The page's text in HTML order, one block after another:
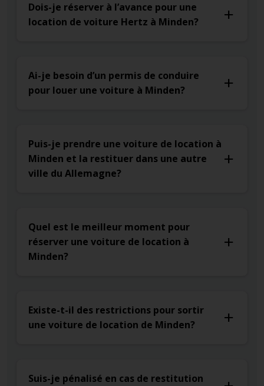
Dois-je réserver à l’avance pour une
location de voiture Hertz à Minden?
Ai-je besoin d’un permis de conduire
pour louer une voiture à Minden?
Puis-je prendre une voiture de location à
Minden et la restituer dans une autre
ville du Allemagne?
Quel est le meilleur moment pour
réserver une voiture de location à
Minden?
Existe-t-il des restrictions pour sortir
une voiture de location de Minden?
Suis-je pénalisé en cas de restitution